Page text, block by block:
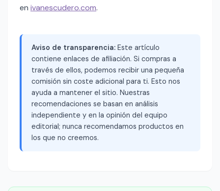
en ivanescudero.com.
Aviso de transparencia: Este artículo
contiene enlaces de afiliación. Si compras a
través de ellos, podemos recibir una pequeña
comisión sin coste adicional para ti. Esto nos
ayuda a mantener el sitio. Nuestras
recomendaciones se basan en análisis
independiente y en la opinión del equipo
editorial; nunca recomendamos productos en
los que no creemos.